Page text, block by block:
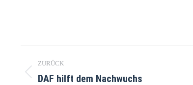
ZURÜCK
DAF hilft dem Nachwuchs